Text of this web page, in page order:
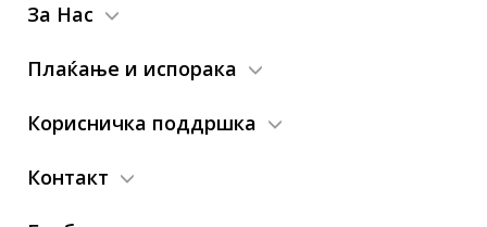
За Нас
Плаќање и испорака
Корисничка поддршка
Контакт